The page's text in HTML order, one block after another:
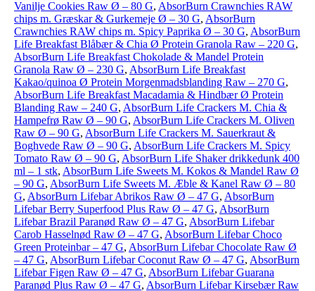
Vanilje Cookies Raw Ø – 80 G, AbsorBurn Crawnchies RAW
chips m. Græskar & Gurkemeje Ø – 30 G, AbsorBurn
Crawnchies RAW chips m. Spicy Paprika Ø – 30 G, AbsorBurn
Life Breakfast Blåbær & Chia Ø Protein Granola Raw – 220 G,
AbsorBurn Life Breakfast Chokolade & Mandel Protein
Granola Raw Ø – 230 G, AbsorBurn Life Breakfast
Kakao/quinoa Ø Protein Morgenmadsblanding Raw – 270 G,
AbsorBurn Life Breakfast Macadamia & Hindbær Ø Protein
Blanding Raw – 240 G, AbsorBurn Life Crackers M. Chia &
Hampefrø Raw Ø – 90 G, AbsorBurn Life Crackers M. Oliven
Raw Ø – 90 G, AbsorBurn Life Crackers M. Sauerkraut &
Boghvede Raw Ø – 90 G, AbsorBurn Life Crackers M. Spicy
Tomato Raw Ø – 90 G, AbsorBurn Life Shaker drikkedunk 400
ml – 1 stk, AbsorBurn Life Sweets M. Kokos & Mandel Raw Ø
– 90 G, AbsorBurn Life Sweets M. Æble & Kanel Raw Ø – 80
G, AbsorBurn Lifebar Abrikos Raw Ø – 47 G, AbsorBurn
Lifebar Berry Superfood Plus Raw Ø – 47 G, AbsorBurn
Lifebar Brazil Paranød Raw Ø – 47 G, AbsorBurn Lifebar
Carob Hasselnød Raw Ø – 47 G, AbsorBurn Lifebar Choco
Green Proteinbar – 47 G, AbsorBurn Lifebar Chocolate Raw Ø
– 47 G, AbsorBurn Lifebar Coconut Raw Ø – 47 G, AbsorBurn
Lifebar Figen Raw Ø – 47 G, AbsorBurn Lifebar Guarana
Paranød Plus Raw Ø – 47 G, AbsorBurn Lifebar Kirsebær Raw